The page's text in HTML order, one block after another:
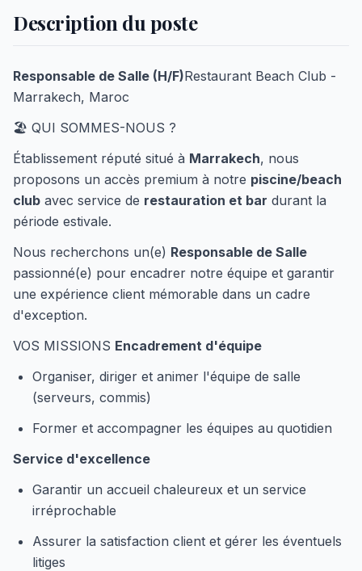
Description du poste
Responsable de Salle (H/F)Restaurant Beach Club -
Marrakech, Maroc
🏖️ QUI SOMMES-NOUS ?
Établissement réputé situé à Marrakech, nous
proposons un accès premium à notre piscine/beach
club avec service de restauration et bar durant la
période estivale.
Nous recherchons un(e) Responsable de Salle
passionné(e) pour encadrer notre équipe et garantir
une expérience client mémorable dans un cadre
d'exception.
VOS MISSIONS Encadrement d'équipe
Organiser, diriger et animer l'équipe de salle
(serveurs, commis)
Former et accompagner les équipes au quotidien
Service d'excellence
Garantir un accueil chaleureux et un service
irréprochable
Assurer la satisfaction client et gérer les éventuels
litiges